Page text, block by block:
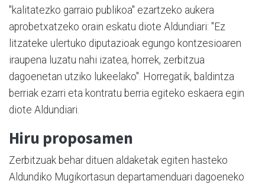
"kalitatezko garraio publikoa" ezartzeko aukera
aprobetxatzeko orain eskatu diote Aldundiari: "Ez
litzateke ulertuko diputazioak egungo kontzesioaren
iraupena luzatu nahi izatea, horrek, zerbitzua
dagoenetan utziko lukeelako". Horregatik, baldintza
berriak ezarri eta kontratu berria egiteko eskaera egin
diote Aldundiari.
Hiru proposamen
Zerbitzuak behar dituen aldaketak egiten hasteko
Aldundiko Mugikortasun departamenduari dagoeneko